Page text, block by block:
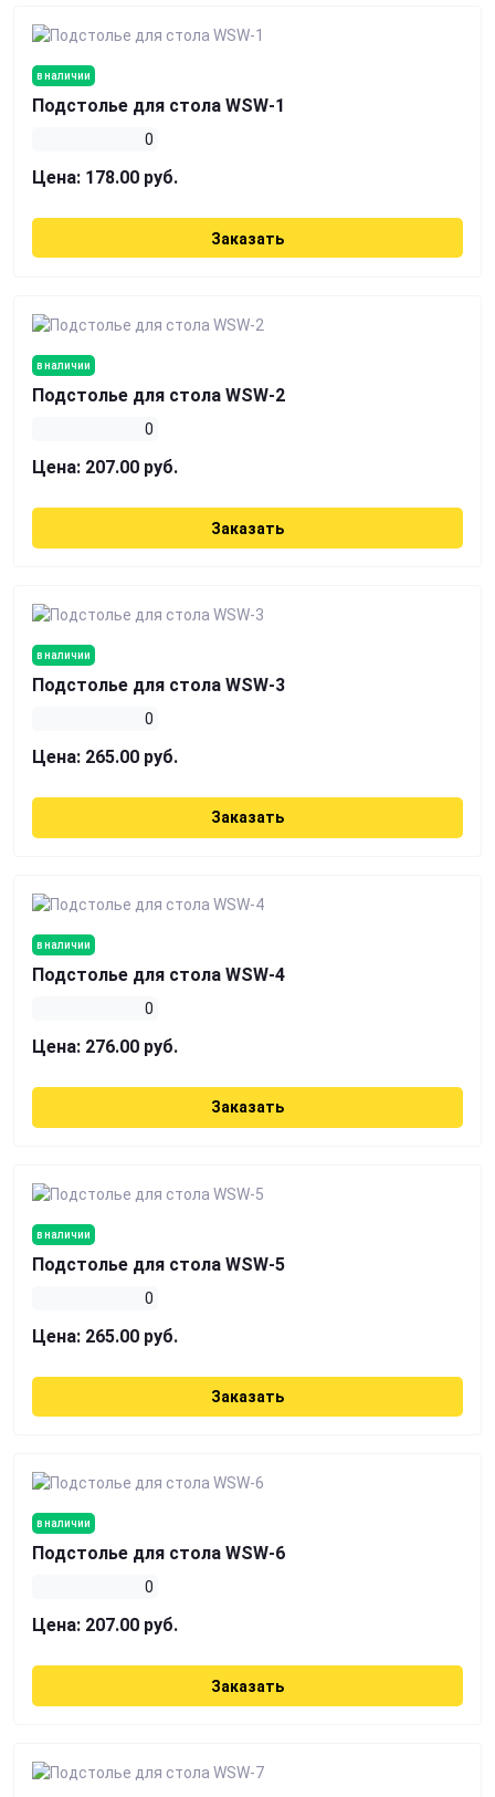
в наличии
Подстолье для стола WSW-1
0
Цена: 178.00 руб.
Заказать
в наличии
Подстолье для стола WSW-2
0
Цена: 207.00 руб.
Заказать
в наличии
Подстолье для стола WSW-3
0
Цена: 265.00 руб.
Заказать
в наличии
Подстолье для стола WSW-4
0
Цена: 276.00 руб.
Заказать
в наличии
Подстолье для стола WSW-5
0
Цена: 265.00 руб.
Заказать
в наличии
Подстолье для стола WSW-6
0
Цена: 207.00 руб.
Заказать